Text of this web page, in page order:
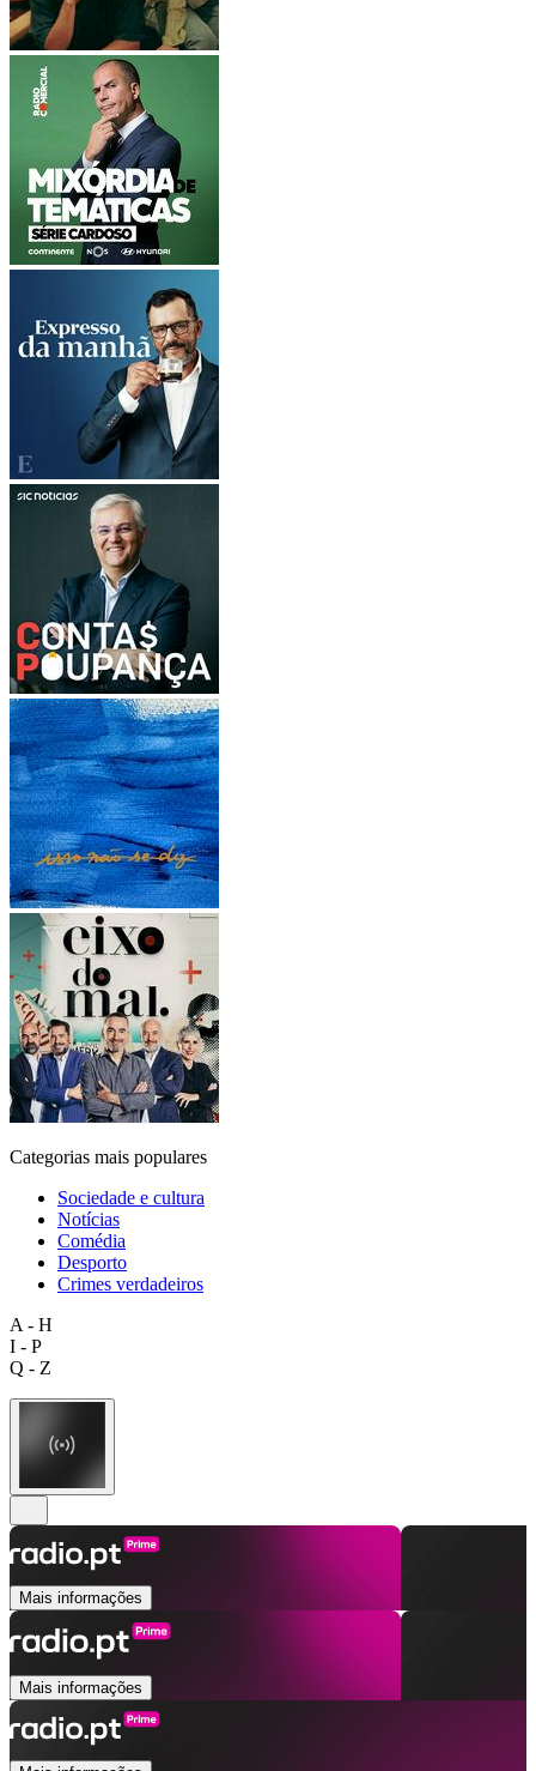
Categorias mais populares
Sociedade e cultura
Notícias
Comédia
Desporto
Crimes verdadeiros
A - H
I - P
Q - Z
Mais informações
Mais informações